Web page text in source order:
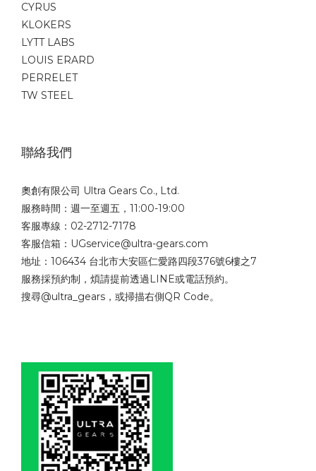
CYRUS
KLOKERS
LYTT LABS
LOUIS ERARD
PERRELET
TW STEEL
聯絡我們
奧創有限公司 Ultra Gears Co., Ltd.
服務時間：週一至週五，11:00-19:00
客服專線：02-2712-7178
客服信箱：UGservice@ultra-gears.com
地址：106434 台北市大安區仁愛路四段376號6樓之7
服務採預約制，煩請提前透過LINE或電話預約。
搜尋@ultra_gears，或掃描右側QR Code。